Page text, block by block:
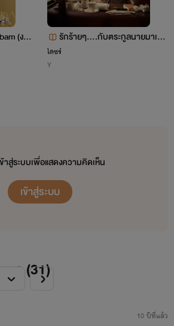
งานเป็นล่ามอิสระตามล่าหารักแท้มาทั้ง
วันที่จะเสียพรหมจรรย์ให้กับคนที่รัก
(งด
รักร้ายๆ....กับตระกูลนายมาเฟี
ยจอมโหด
ไดซร์
Y
าสู่ระบบเพื่อแสดงความคิดเห็น
เข้าสู่ระบบ
มด (31)
10 ปีที่แล้ว